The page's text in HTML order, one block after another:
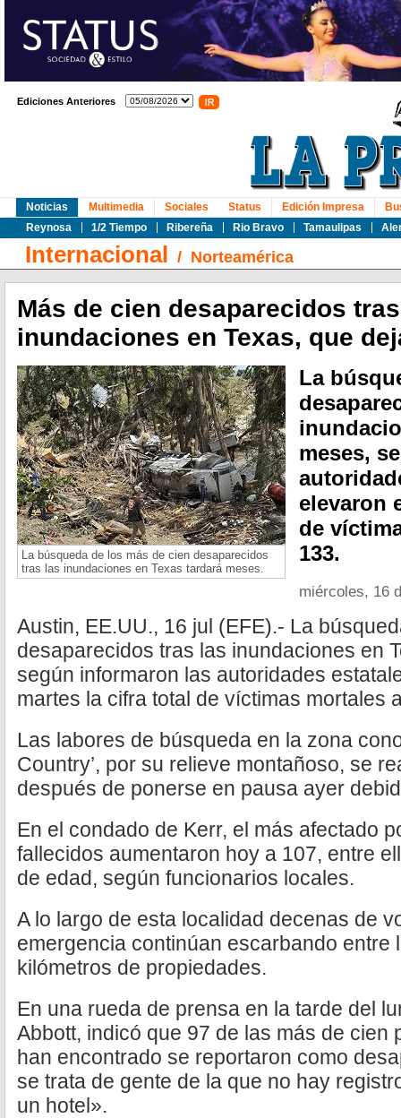
Ediciones Anteriores
Noticias
Reynosa
1/2 Tiempo Ribereña Rio Bravo Tamaulipas
Multimedia Sociales Status Edición Impresa
Internacional / Norteamérica
Más de cien desaparecidos
inundaciones en Texas, que
La búsqueda de los más de cien desaparecidos
tras las inundaciones en Texas tardará meses.
La
meses,
elevaron
de
133.
miércoles, 16
Austin, EE.UU., 16 jul (EFE).- La
desaparecidos tras las inundaciones en
según informaron las autoridades
martes la cifra total de víctimas mortales
Las labores de búsqueda en la zona
Country’, por su relieve montañoso, se
después de ponerse en pausa ayer
En el condado de Kerr, el más afectado
fallecidos aumentaron hoy a 107, entre
de edad, según funcionarios locales.
A lo largo de esta localidad decenas de
emergencia continúan escarbando entre
kilómetros de propiedades.
En una rueda de prensa en la tarde del
Abbott, indicó que 97 de las más de cien
han encontrado se reportaron como
se trata de gente de la que no hay
un hotel».